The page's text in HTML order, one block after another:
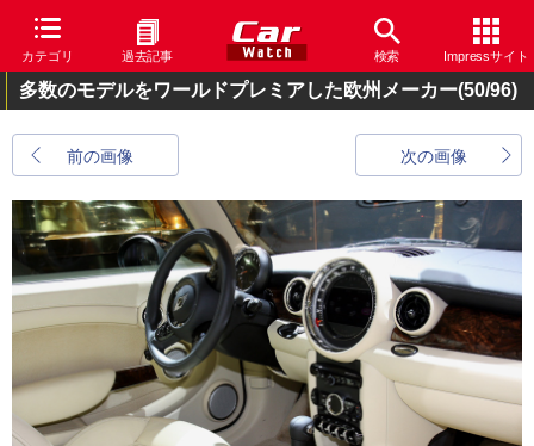
カテゴリ 過去記事 検索 Impressサイト
多数のモデルをワールドプレミアした欧州メーカー(50/96)
前の画像 次の画像